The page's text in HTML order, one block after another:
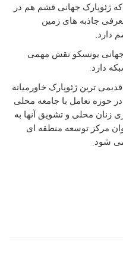
که ژئوپارک جهانی قشم هم در
جاذبه های زمین
دارد.
جهانی یونسکو نقش مهمی
دارد.
ترین ژئوپارک خاورمیانه
حوزه تعامل با جامعه محلی
زنان محلی و تشویق آنها به
مرکز توسعه منطقه ای
می شود.